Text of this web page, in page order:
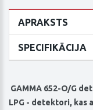
APRAKSTS
SPECIFIKĀCIJA
GAMMA 652-O/G
LPG - detektori, kas